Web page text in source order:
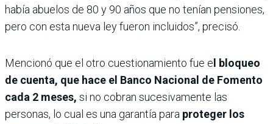
había abuelos de 80 y 90 años que no tenían pensiones,
pero con esta nueva ley fueron incluidos”, precisó.
Mencionó que el otro cuestionamiento fue e l bloqueo
de cuenta, que hace el Banco Nacional de Fomento
cada 2 meses, si no cobran sucesivamente las
personas, lo cual es una garantía para proteger los